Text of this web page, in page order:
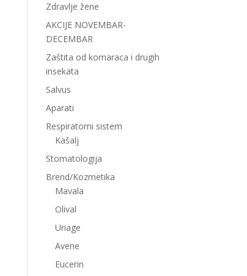
Zdravlje žene
AKCIJE NOVEMBAR-
DECEMBAR
Zaštita od komaraca i drugih
insekata
Salvus
Aparati
Respiratorni sistem
Kašalj
Stomatologija
Brend/Kozmetika
Mavala
Olival
Uriage
Avene
Eucerin